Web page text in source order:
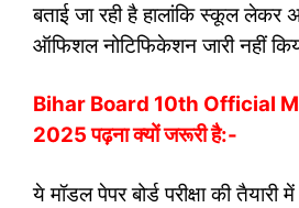
बताई जा रही है हालांकि स्कूल लेकर
ऑफिशल नोटिफिकेशन जारी नहीं
Bihar Board 10th Official
2025 पढ़ना क्यों जरूरी है:-
ये मॉडल पेपर बोर्ड परीक्षा की तैयारी